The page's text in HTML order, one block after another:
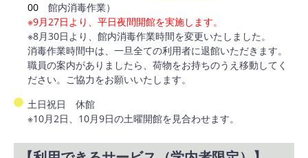
00 館内消毒作業）
※9月27日より、平日夜間開館を実施します。
※8月30日より、館内消毒作業時間を変更いたしました。
消毒作業時間中は、一旦全ての利用者に退館いただきます。
職員の案内がありましたら、荷物をお持ちのうえ移動してく
ださい。ご協力をお願いいたします。
土日祝日 休館
※10月2日、10月9日の土曜開館を見合わせます。